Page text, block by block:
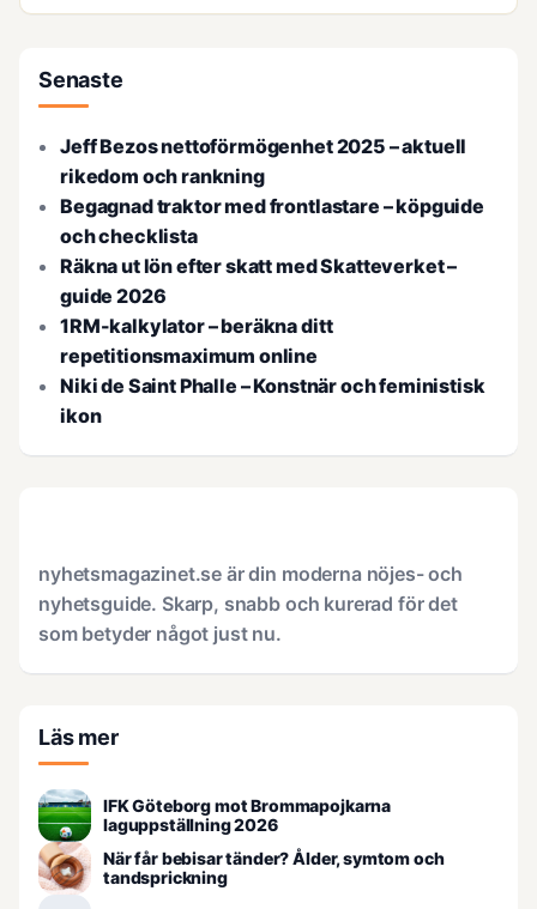
Senaste
Jeff Bezos nettoförmögenhet 2025 – aktuell
rikedom och rankning
Begagnad traktor med frontlastare – köpguide
och checklista
Räkna ut lön efter skatt med Skatteverket –
guide 2026
1RM-kalkylator – beräkna ditt
repetitionsmaximum online
Niki de Saint Phalle – Konstnär och feministisk
ikon
nyhetsmagazinet.se är din moderna nöjes- och
nyhetsguide. Skarp, snabb och kurerad för det
som betyder något just nu.
Läs mer
IFK Göteborg mot Brommapojkarna
laguppställning 2026
När får bebisar tänder? Ålder, symtom och
tandsprickning